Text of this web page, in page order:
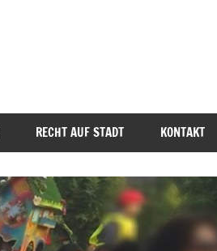
RECHT AUF STADT KONTAKT